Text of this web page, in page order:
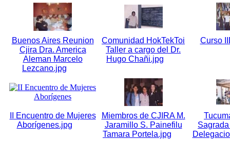
Buenos Aires Reunion
Cjira Dra. America
Aleman Marcelo
Lezcano.jpg
Comunidad HokTekToi
Taller a cargo del Dr.
Hugo Chañi.jpg
Curso
II Encuentro de Mujeres
Aborígenes.jpg
Miembros de CJIRA M.
Jaramillo S. Painefilu
Tamara Portela.jpg